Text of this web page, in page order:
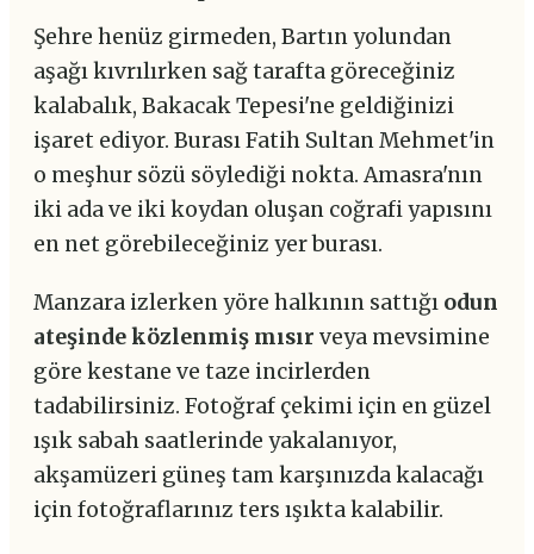
Şehre henüz girmeden, Bartın yolundan
aşağı kıvrılırken sağ tarafta göreceğiniz
kalabalık, Bakacak Tepesi'ne geldiğinizi
işaret ediyor. Burası Fatih Sultan Mehmet'in
o meşhur sözü söylediği nokta. Amasra'nın
iki ada ve iki koydan oluşan coğrafi yapısını
en net görebileceğiniz yer burası.
Manzara izlerken yöre halkının sattığı odun
ateşinde közlenmiş mısır veya mevsimine
göre kestane ve taze incirlerden
tadabilirsiniz. Fotoğraf çekimi için en güzel
ışık sabah saatlerinde yakalanıyor,
akşamüzeri güneş tam karşınızda kalacağı
için fotoğraflarınız ters ışıkta kalabilir.